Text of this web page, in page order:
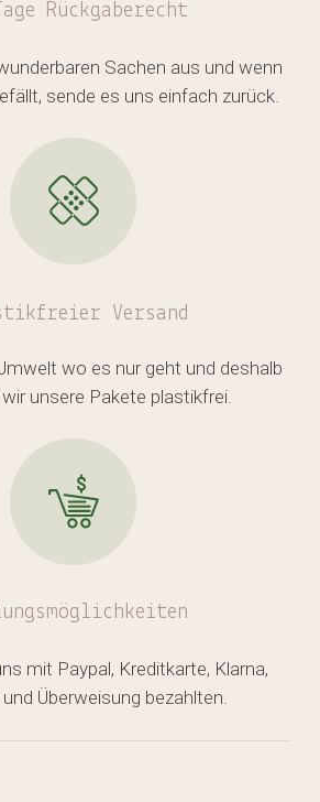
sich keine Produkte
im Warenkorb.
Rückgaberecht
Sachen aus und wenn
sende es uns einfach zurück.
Versand
wo es nur geht und deshalb
unsere Pakete plastikfrei.
mit Paypal, Kreditkarte, Klarna,
Überweisung bezahlten.